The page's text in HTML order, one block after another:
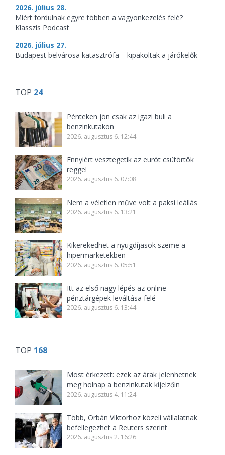
2026. július 28.
Miért fordulnak egyre többen a vagyonkezelés felé?
Klasszis Podcast
2026. július 27.
Budapest belvárosa katasztrófa – kipakoltak a járókelők
TOP 24
Pénteken jön csak az igazi buli a
benzinkutakon
2026. augusztus 6. 12:44
Ennyiért vesztegetik az eurót csütörtök
reggel
2026. augusztus 6. 07:08
Nem a véletlen műve volt a paksi leállás
2026. augusztus 6. 13:21
Kikerekedhet a nyugdíjasok szeme a
hipermarketekben
2026. augusztus 6. 05:51
Itt az első nagy lépés az online
pénztárgépek leváltása felé
2026. augusztus 6. 13:44
TOP 168
Most érkezett: ezek az árak jelenhetnek
meg holnap a benzinkutak kijelzőin
2026. augusztus 4. 11:24
Több, Orbán Viktorhoz közeli vállalatnak
befellegezhet a Reuters szerint
2026. augusztus 2. 16:26